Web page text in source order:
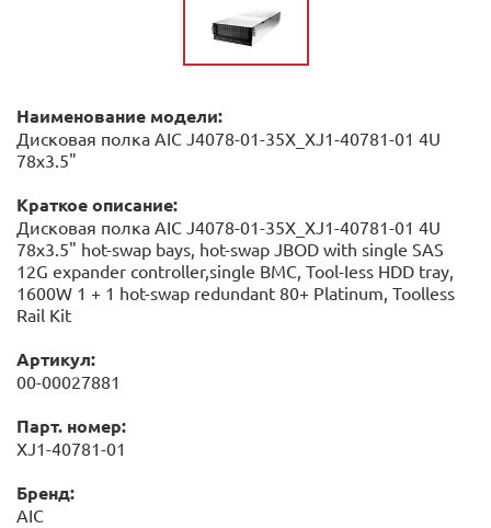
Наименование модели:
Дисковая полка AIC J4078-01-35X_XJ1-40781-01 4U
78x3.5"
Краткое описание:
Дисковая полка AIC J4078-01-35X_XJ1-40781-01 4U
78x3.5" hot-swap bays, hot-swap JBOD with single SAS
12G expander controller,single BMC, Tool-Iess HDD tray,
1600W 1 + 1 hot-swap redundant 80+ Platinum, Toolless
Rail Kit
Артикул:
00-00027881
Парт. номер:
XJ1-40781-01
Бренд:
AIC